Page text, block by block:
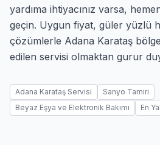
yardıma ihtiyacınız varsa,
geçin. Uygun fiyat, güler yüzlü
çözümlerle Adana Karataş
edilen servisi olmaktan gurur
Adana Karataş Servisi
Sanyo Tamiri
Beyaz Eşya ve Elektronik Bakımı
En